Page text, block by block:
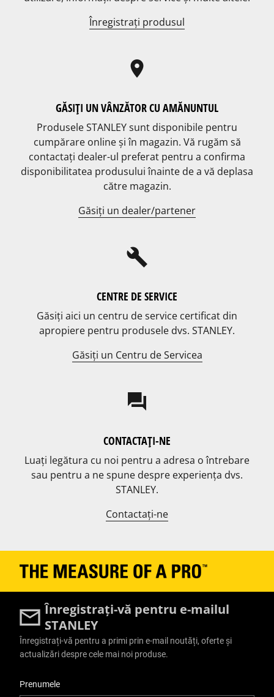
Înregistrați produsul
location_on
GĂSIȚI UN VÂNZĂTOR CU AMĂNUNTUL
Produsele STANLEY sunt disponibile pentru
cumpărare online și în magazin. Vă rugăm să
contactați dealer-ul preferat pentru a confirma
disponibilitatea produsului înainte de a vă deplasa
către magazin.
Găsiți un dealer/partener
build
CENTRE DE SERVICE
Găsiți aici un centru de service certificat din
apropiere pentru produsele dvs. STANLEY.
Găsiți un Centru de Servicea
question_answer
CONTACTAȚI-NE
Luați legătura cu noi pentru a adresa o întrebare
sau pentru a ne spune despre experiența dvs.
STANLEY.
Contactați-ne
Înregistrați-vă pentru e-mailul
STANLEY
Înregistrați-vă pentru a primi prin e-mail noutăți, oferte și
actualizări despre cele mai noi produse.
Prenumele